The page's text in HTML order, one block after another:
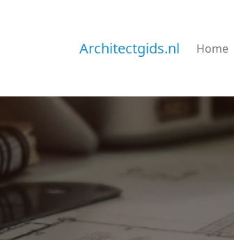
Architectgids.nl Home